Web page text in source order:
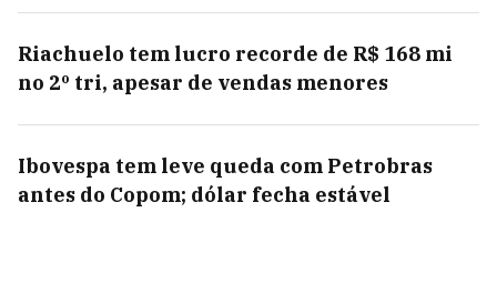
Riachuelo tem lucro recorde de R$ 168 mi
no 2º tri, apesar de vendas menores
Ibovespa tem leve queda com Petrobras
antes do Copom; dólar fecha estável